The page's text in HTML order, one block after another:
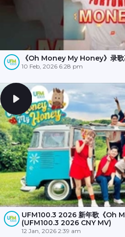
《Oh Money My Honey》录歌
10 Feb, 2026 6:28 pm
UFM100.3 2026 新年歌《Oh
(UFM100.3 2026 CNY MV)
12 Jan, 2026 2:39 am